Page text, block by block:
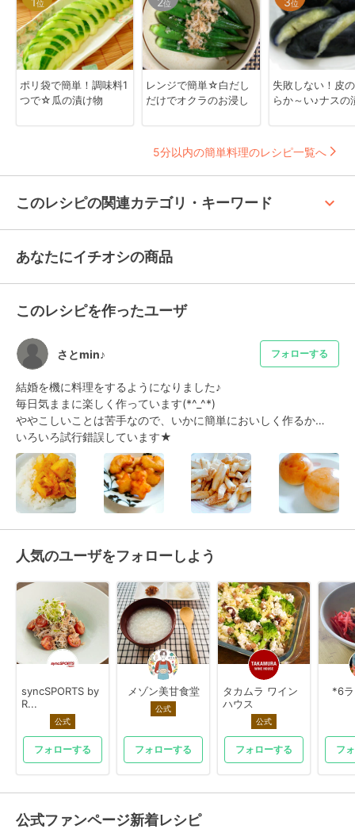
位
ポリ袋で簡単！調味料1
つで☆瓜の漬け物
位
レンジで簡単☆白だし
だけでオクラのお浸し
位
失敗しない！皮
らか～い♪ナスの
5分以内の簡単料理のレシピ一覧へ
このレシピの関連カテゴリ・キーワード keyboard_arrow_up
あなたにイチオシの商品
このレシピを作ったユーザ
さとmin♪ フォローする
結婚を機に料理をするようになりました♪
毎日気ままに楽しく作っています(*^_^*)
ややこしいことは苦手なので、いかに簡単においしく作るか…
いろいろ試行錯誤しています★
人気のユーザをフォローしよう
syncSPORTS by
R...
公式
フォローする
メゾン美甘食堂
公式
フォローする
タカムラ ワイン
ハウス
公式
フォローする
*6
フ
公式ファンページ新着レシピ